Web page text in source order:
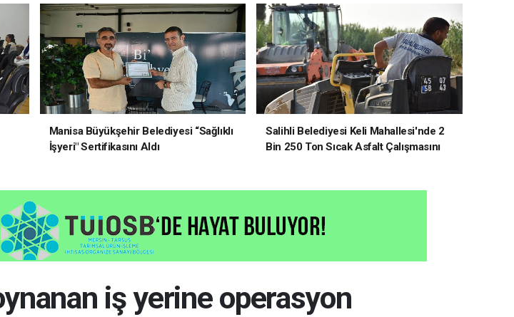
Manisa Büyükşehir Belediyesi “Sağlıklı
İşyeri" Sertifikasını Aldı
Salihli Belediyesi Keli Mahallesi'nde 2
Bin 250 Ton Sıcak Asfalt Çalışmasını
iş yerine operasyon